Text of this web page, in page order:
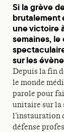
Si la grève
brutalement
une victoire
semaines,
sur les
Depuis la fin
le monde
parole pour
unitaire sur la
l’instauration
défense